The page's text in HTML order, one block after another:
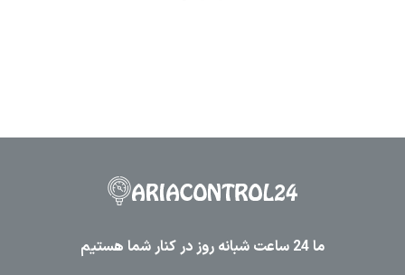
ما 24 ساعت شبانه روز در کنار شما هستیم